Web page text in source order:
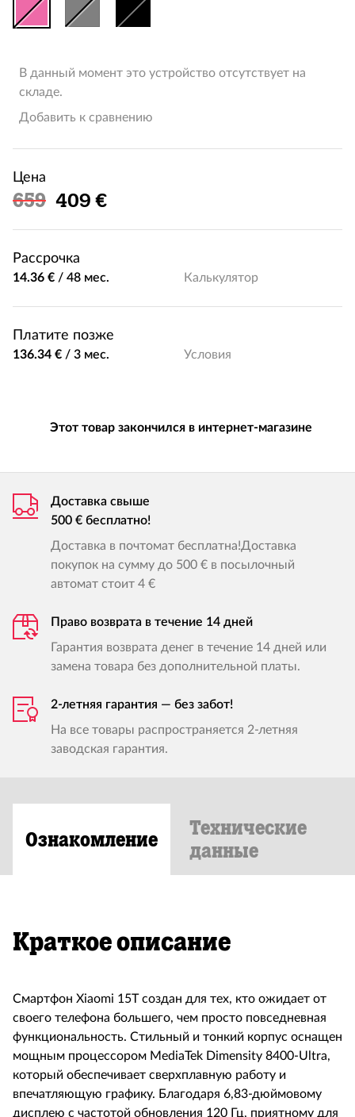
В данный момент это устройство отсутствует на
складе.
Добавить к сравнению
Цена
659 Льготная цена
409 €
Рассрочка
14.36 € / 48 мес. Калькулятор
Платите позже
136.34 € / 3 мес. Условия
Этот товар закончился в интернет-магазине
Доставка свыше
500 € бесплатно!
Доставка в почтомат бесплатна!Доставка
покупок на сумму до 500 € в посылочный
автомат стоит 4 €
Право возврата в течение 14 дней
Гарантия возврата денег в течение 14 дней или
замена товара без дополнительной платы.
2-летняя гарантия — без забот!
На все товары распространяется 2-летняя
заводская гарантия.
Ознакомление
Технические
данные
Краткое описание
Смартфон Xiaomi 15T создан для тех, кто ожидает от
своего телефона большего, чем просто повседневная
функциональность. Стильный и тонкий корпус оснащен
мощным процессором MediaTek Dimensity 8400-Ultra,
который обеспечивает сверхплавную работу и
впечатляющую графику. Благодаря 6,83-дюймовому
дисплею с частотой обновления 120 Гц, приятному для